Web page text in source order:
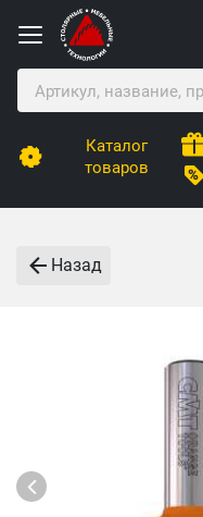
Каталог
товаров
Назад